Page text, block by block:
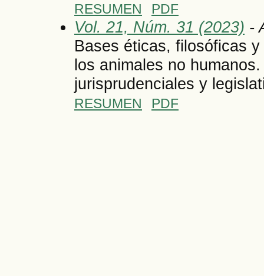
RESUMEN PDF
Vol. 21, Núm. 31 (2023) -
Bases éticas, filosóficas
los animales no
jurisprudenciales y
RESUMEN PDF